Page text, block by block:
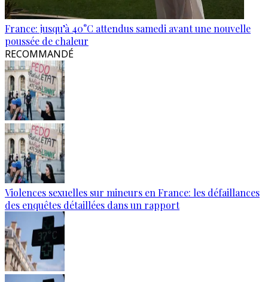
France: jusqu’à 40°C attendus samedi avant une nouvelle
poussée de chaleur
RECOMMANDÉ
Violences sexuelles sur mineurs en France: les défaillances
des enquêtes détaillées dans un rapport